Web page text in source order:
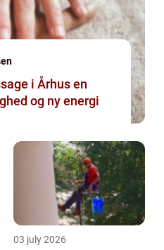
i Århus en
og ny energi
03 july 2026